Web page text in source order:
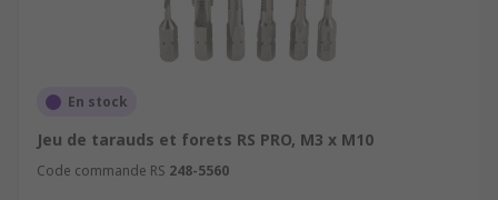
En stock
Jeu de tarauds et forets RS PRO, M3 x M10
Code commande RS 248-5560